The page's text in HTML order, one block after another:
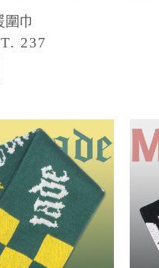
圍巾
237